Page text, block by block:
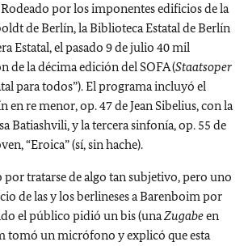
por los imponentes edificios de la
de Berlín, la Biblioteca Estatal de Berlín
Estatal, el pasado 9 de julio 40 mil
de la décima edición del SOFA (Staatsoper
para todos”). El programa incluyó el
en re menor, op. 47 de Jean Sibelius, con la
Batiashvili, y la tercera sinfonía, op. 55 de
“Eroica” (sí, sin hache).
tratarse de algo tan subjetivo, pero uno
de las y los berlineses a Barenboim por
el público pidió un bis (unaZugabeen
tomó un micrófono y explicó que esta